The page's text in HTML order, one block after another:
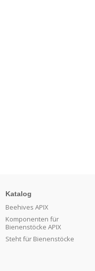
Katalog
Beehives APIX
Komponenten für
Bienenstöcke APIX
Steht für Bienenstöcke